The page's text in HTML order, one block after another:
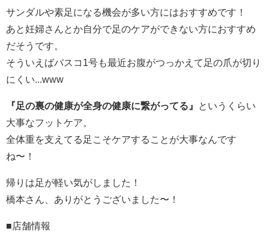
サンダルや素足になる機会が多い方にはおすすめです！
あと妊婦さんとか自分で足のケアができない方におすすめ
だそうです。
そういえばバスコ1号も最近お腹がつっかえて足の爪が切り
にくい...www
『足の裏の健康が全身の健康に繋がってる』
というくらい
大事なフットケア。
全体重を支えてる足こそケアすることが大事なんです
ね〜！
帰りは足が軽い気がしました！
橋本さん、ありがとうございました〜！
■店舗情報